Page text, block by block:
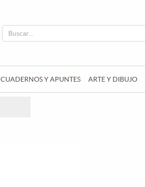
CUADERNOS Y APUNTES ARTE Y DIBUJO